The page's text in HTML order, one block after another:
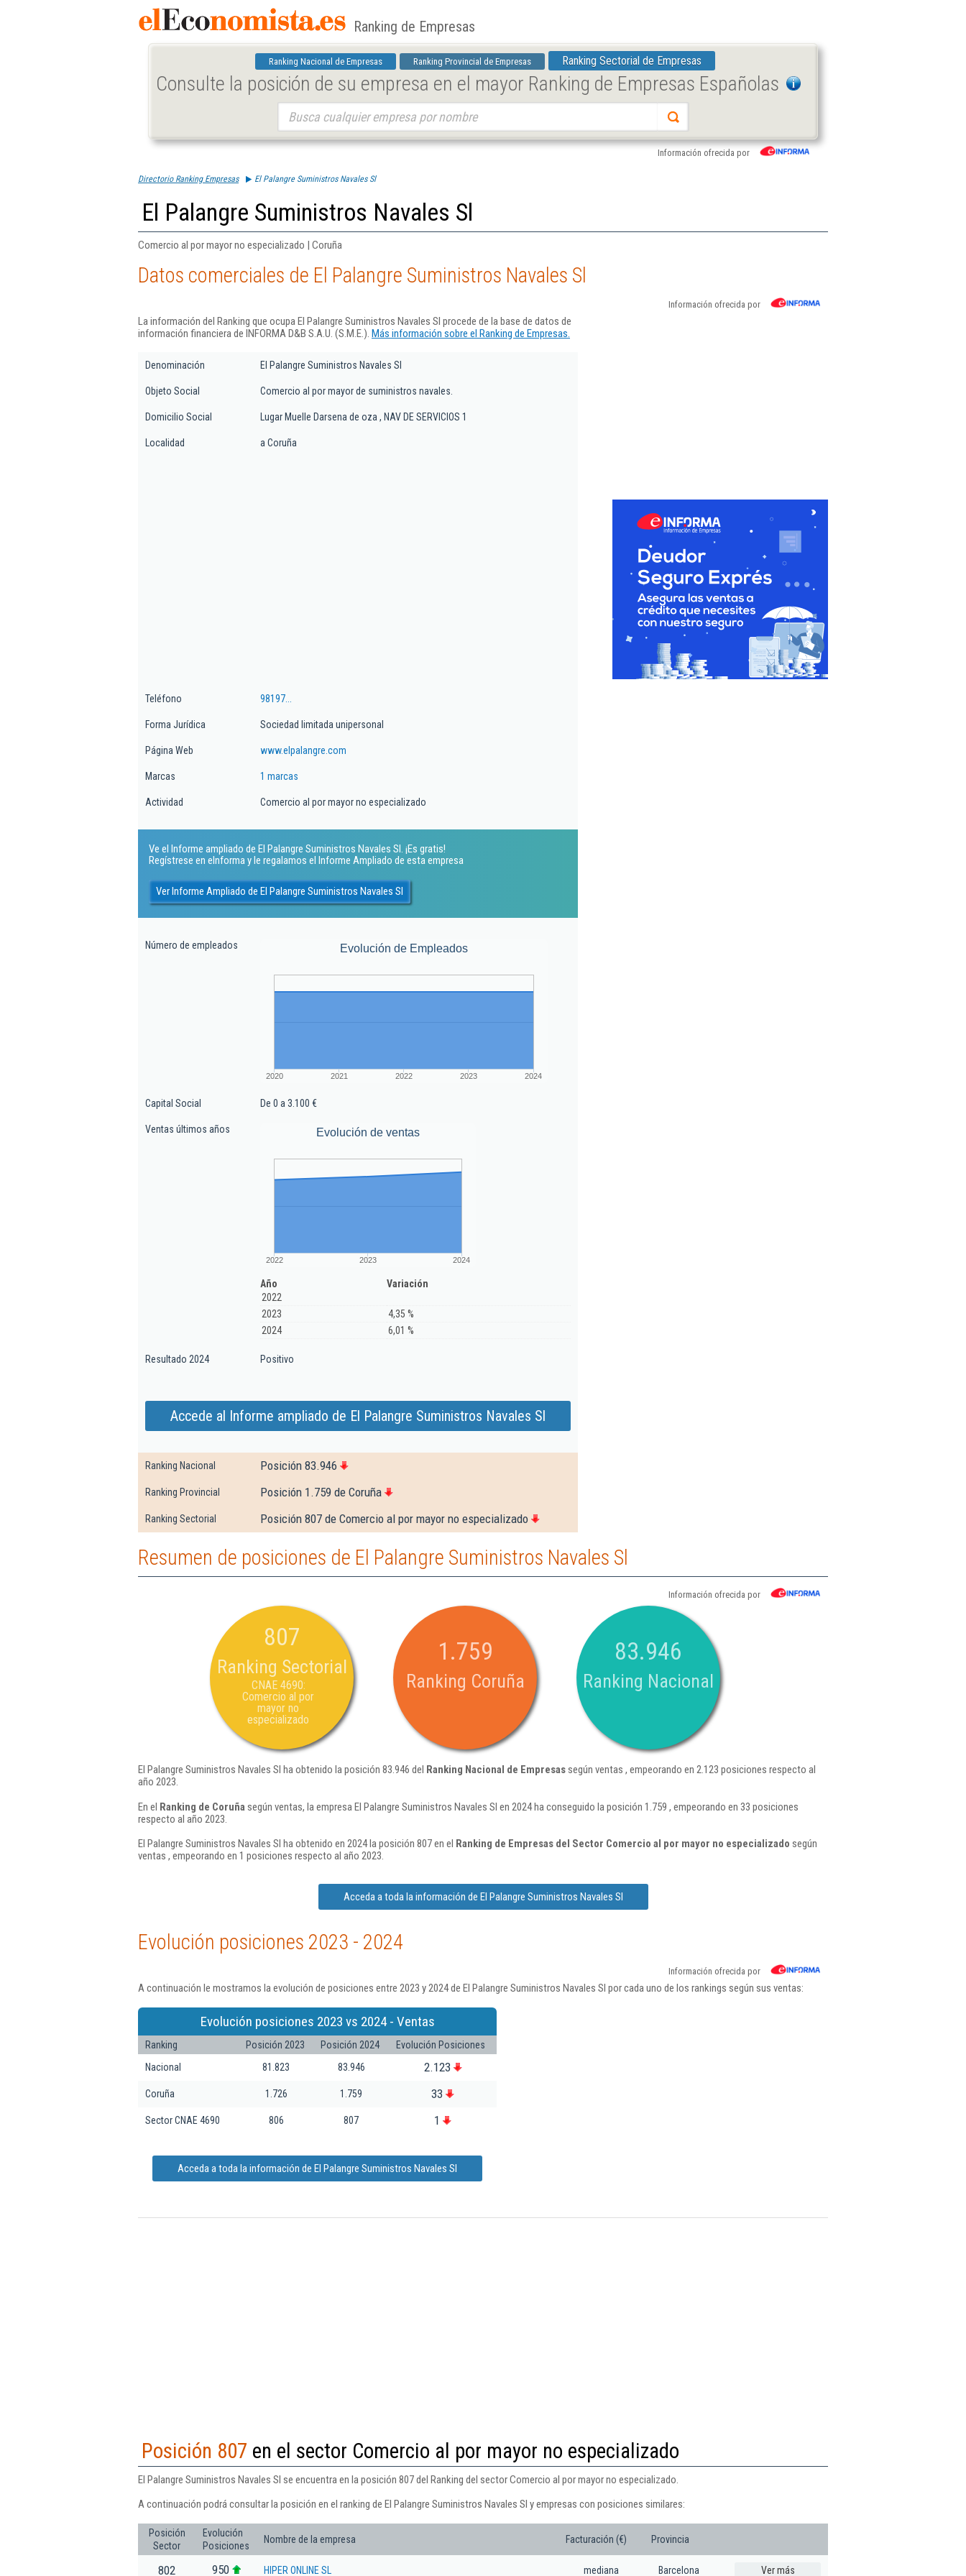
Ranking de Empresas
Ranking Nacional de Empresas Ranking Provincial de Empresas Ranking Sectorial de Empresas
Consulte la posición de su empresa en el mayor Ranking de Empresas Españolas
Información ofrecida por
Directorio Ranking Empresas El Palangre Suministros Navales Sl
El Palangre Suministros Navales Sl
Comercio al por mayor no especializado | Coruña
Datos comerciales de El Palangre Suministros Navales Sl
Información ofrecida por
La información del Ranking que ocupa El Palangre Suministros Navales Sl procede de la base de datos de
información financiera de INFORMA D&B S.A.U. (S.M.E.). Más información sobre el Ranking de Empresas.
Denominación El Palangre Suministros Navales Sl
Objeto Social Comercio al por mayor de suministros navales.
Domicilio Social Lugar Muelle Darsena de oza , NAV DE SERVICIOS 1
Localidad a Coruña
Teléfono 98197...
Forma Jurídica Sociedad limitada unipersonal
Página Web www.elpalangre.com
Marcas 1 marcas
Actividad Comercio al por mayor no especializado
Ve el Informe ampliado de El Palangre Suministros Navales Sl. ¡Es gratis!
Regístrese en eInforma y le regalamos el Informe Ampliado de esta empresa
Ver Informe Ampliado de El Palangre Suministros Navales Sl
Número de empleados Evolución de Empleados
2020 2021 2022 2023 2024
Capital Social De 0 a 3.100 €
Ventas últimos años Evolución de ventas
2022 2023 2024
Año
Variación
2022
2023
4,35 %
2024
6,01 %
Resultado 2024 Positivo
Accede al Informe ampliado de El Palangre Suministros Navales Sl
Ranking Nacional Posición 83.946
Ranking Provincial Posición 1.759 de Coruña
Ranking Sectorial Posición 807 de Comercio al por mayor no especializado
Resumen de posiciones de El Palangre Suministros Navales Sl
Información ofrecida por
807
Ranking Sectorial
CNAE 4690:
Comercio al por
mayor no
especializado
1.759
Ranking Coruña
83.946
Ranking Nacional
El Palangre Suministros Navales Sl ha obtenido la posición 83.946 del Ranking Nacional de Empresassegún ventas , empeorando en 2.123 posiciones respecto al
año 2023.
En el Ranking de Coruña según ventas, la empresa El Palangre Suministros Navales Sl en 2024 ha conseguido la posición 1.759 , empeorando en 33 posiciones
respecto al año 2023.
El Palangre Suministros Navales Sl ha obtenido en 2024 la posición 807 en el Ranking de Empresas del Sector Comercio al por mayor no especializado según
ventas , empeorando en 1 posiciones respecto al año 2023.
Acceda a toda la información de El Palangre Suministros Navales Sl
Evolución posiciones 2023 - 2024
Información ofrecida por
A continuación le mostramos la evolución de posiciones entre 2023 y 2024 de El Palangre Suministros Navales Sl por cada uno de los rankings según sus ventas:
Evolución posiciones 2023 vs 2024 - Ventas
Ranking Posición 2023 Posición 2024
Evolución Posiciones
Nacional
81.823 83.946 2.123
Coruña 1.726 1.759 33
Sector CNAE 4690 806 807 1
Acceda a toda la información de El Palangre Suministros Navales Sl
Posición 807 en el sector Comercio al por mayor no especializado
El Palangre Suministros Navales Sl se encuentra en la posición 807 del Ranking del sector Comercio al por mayor no especializado.
A continuación podrá consultar la posición en el ranking de El Palangre Suministros Navales Sl y empresas con posiciones similares:
Posición
Sector
Evolución
Posiciones
Nombre de la empresa Facturación (€) Provincia
802 950 HIPER ONLINE SL mediana Barcelona Ver más